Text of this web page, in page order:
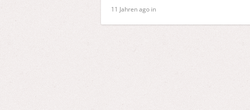
11 Jahren ago in